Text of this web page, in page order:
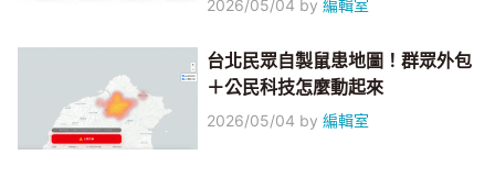
2026/05/04 by編輯室
台北民眾自製鼠患地圖！群眾外包
＋公民科技怎麼動起來
2026/05/04 by編輯室